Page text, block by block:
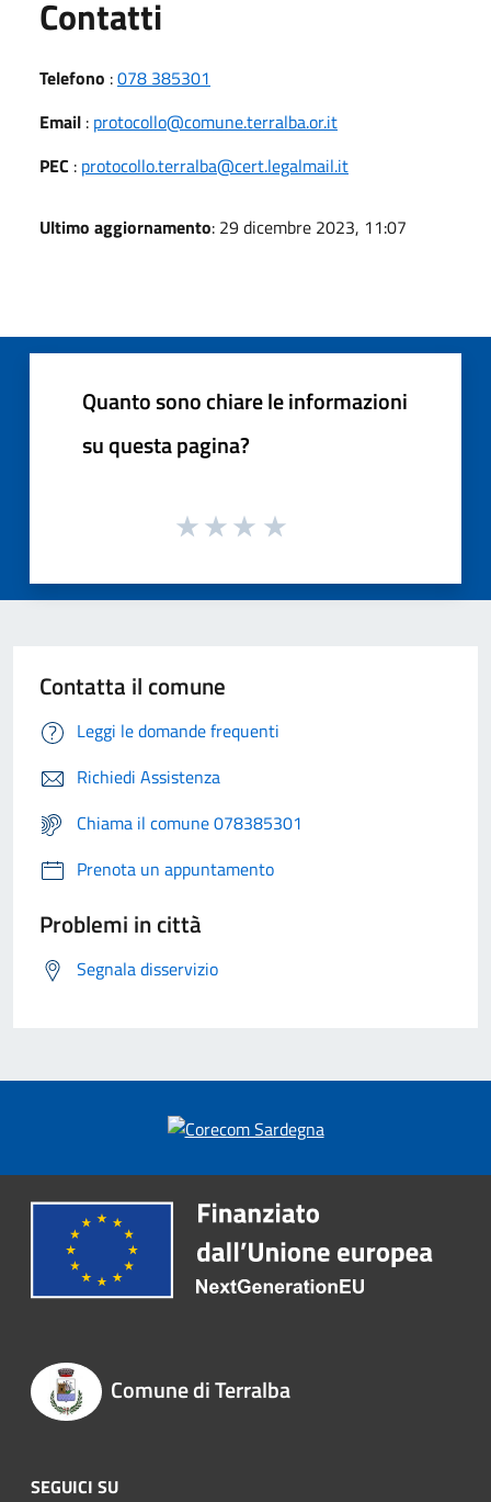
Contatti
Telefono :078 385301
Email : protocollo@comune.terralba.or.it
PEC : protocollo.terralba@cert.legalmail.it
Ultimo aggiornamento: 29 dicembre 2023, 11:07
Quanto sono chiare le informazioni
su questa pagina?
Contatta il comune
Leggi le domande frequenti
Richiedi Assistenza
Chiama il comune 078385301
Prenota un appuntamento
Problemi in città
Segnala disservizio
Comune di Terralba
SEGUICI SU